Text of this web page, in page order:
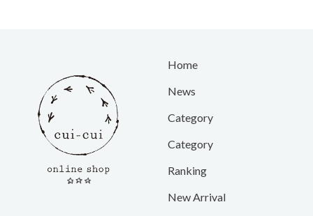
Home
News
Category
Category
Ranking
New Arrival